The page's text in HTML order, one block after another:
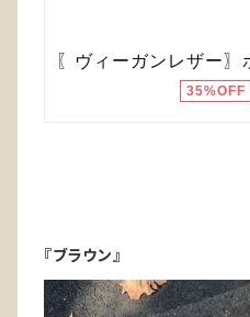
『ブラウン』